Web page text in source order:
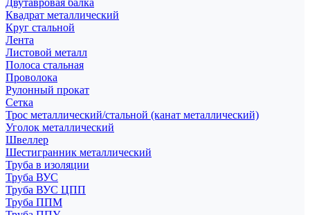
Двутавровая балка
Квадрат металлический
Круг стальной
Лента
Листовой металл
Полоса стальная
Проволока
Рулонный прокат
Сетка
Трос металлический/стальной (канат металлический)
Уголок металлический
Швеллер
Шестигранник металлический
Труба в изоляции
Труба ВУС
Труба ВУС ЦПП
Труба ППМ